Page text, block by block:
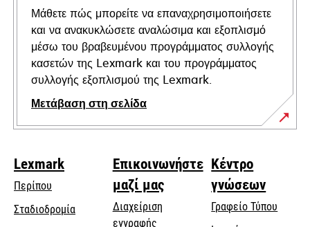
Μάθετε πώς μπορείτε να επαναχρησιμοποιήσετε
και να ανακυκλώσετε αναλώσιμα και εξοπλισμό
μέσω του βραβευμένου προγράμματος συλλογής
κασετών της Lexmark και του προγράμματος
συλλογής εξοπλισμού της Lexmark.
Μετάβαση στη σελίδα
Lexmark
Περίπου
Σταδιοδρομία
Επικοινωνήστε
μαζί μας
Διαχείριση
εγγραφής
Κέντρο
γνώσεων
Γραφείο Τύπου